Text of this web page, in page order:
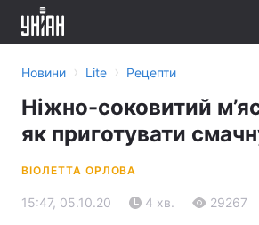
Новини › Lite › Рецепти
Ніжно-соковитий
як приготувати
ВІОЛЕТТА ОРЛОВА
15:47, 05.10.20 4 хв. 29267